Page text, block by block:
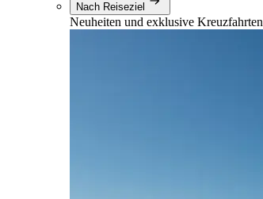
Nach Reiseziel
Neuheiten und exklusive Kreuzfahrten